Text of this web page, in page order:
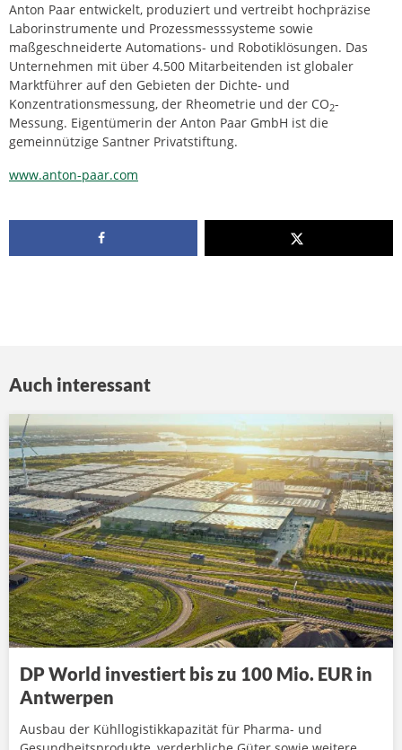
Anton Paar entwickelt, produziert und vertreibt hochpräzise
Laborinstrumente und Prozessmesssysteme sowie
maßgeschneiderte Automations- und Robotiklösungen. Das
Unternehmen mit über 4.500 Mitarbeitenden ist globaler
Marktführer auf den Gebieten der Dichte- und
Konzentrationsmessung, der Rheometrie und der CO2-
Messung. Eigentümerin der Anton Paar GmbH ist die
gemeinnützige Santner Privatstiftung.
www.anton-paar.com
Auch interessant
DP World investiert bis zu 100 Mio. EUR in
Antwerpen
Ausbau der Kühllogistikkapazität für Pharma- und